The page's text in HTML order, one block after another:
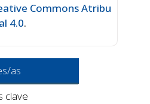
Commons Atribu
4.0.
as
clave